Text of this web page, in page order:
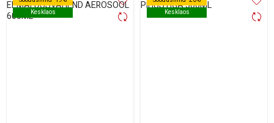
Kesklaos
Kesklaos
Kesklaos
Kesklaos